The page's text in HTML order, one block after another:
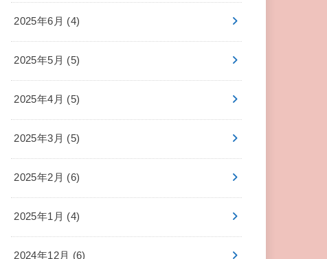
2025年6月 (4)
2025年5月 (5)
2025年4月 (5)
2025年3月 (5)
2025年2月 (6)
2025年1月 (4)
2024年12月 (6)